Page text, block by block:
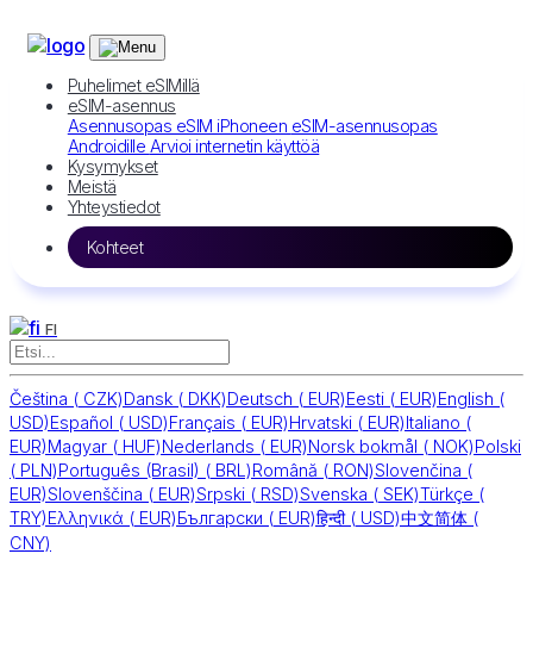
Puhelimet eSIMillä
eSIM-asennus
Asennusopas eSIM iPhoneen eSIM-asennusopas
Androidille Arvioi internetin käyttöä
Kysymykset
Meistä
Yhteystiedot
Kohteet
FI
Čeština ( CZK)Dansk ( DKK)Deutsch ( EUR)Eesti ( EUR)English (
USD)Español ( USD)Français ( EUR)Hrvatski ( EUR)Italiano (
EUR)Magyar ( HUF)Nederlands ( EUR)Norsk bokmål ( NOK)Polski
( PLN)Português (Brasil) ( BRL)Română ( RON)Slovenčina (
EUR)Slovenščina ( EUR)Srpski ( RSD)Svenska ( SEK)Türkçe (
TRY)Ελληνικά ( EUR)Български ( EUR)हिन्दी ( USD)中文简体 (
CNY)